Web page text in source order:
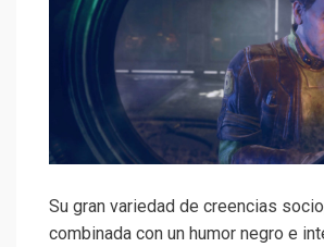
Su gran variedad de creencias
combinada con un humor negro e